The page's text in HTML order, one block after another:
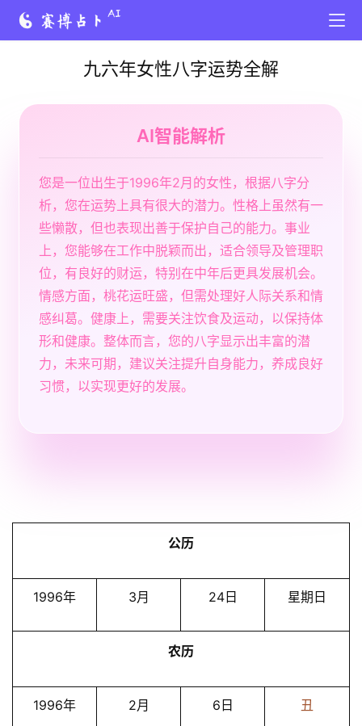
九六年女性八字运势全解
AI智能解析
您是一位出生于1996年2月的女性，根据八字分
析，您在运势上具有很大的潜力。性格上虽然有一
些懒散，但也表现出善于保护自己的能力。事业
上，您能够在工作中脱颖而出，适合领导及管理职
位，有良好的财运，特别在中年后更具发展机会。
情感方面，桃花运旺盛，但需处理好人际关系和情
感纠葛。健康上，需要关注饮食及运动，以保持体
形和健康。整体而言，您的八字显示出丰富的潜
力，未来可期，建议关注提升自身能力，养成良好
习惯，以实现更好的发展。
公历
1996年 3月 24日 星期日
农历
1996年 2月 6日 丑